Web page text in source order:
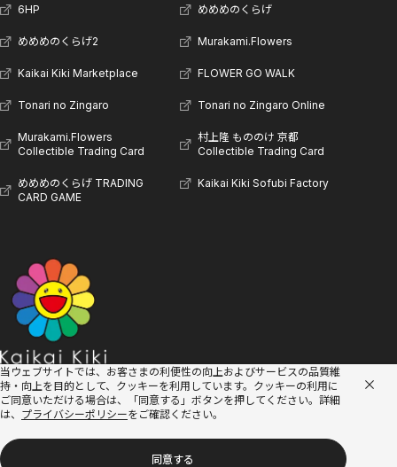
6HP めめめのくらげ
めめめのくらげ2 Murakami.Flowers
Kaikai Kiki Marketplace FLOWER GO WALK
Tonari no Zingaro Tonari no Zingaro Online
Murakami.Flowers
Collectible Trading Card
村上隆 もののけ 京都
Collectible Trading Card
めめめのくらげ TRADING
CARD GAME
Kaikai Kiki Sofubi Factory
当ウェブサイトでは、お客さまの利便性の向上およびサービスの品質維
持・向上を目的として、クッキーを利用しています。 クッキーの利用に
ご同意いただける場合は、「同意する」ボタンを押してください。詳細
は、 プライバシーポリシーをご確認ください。
同意する